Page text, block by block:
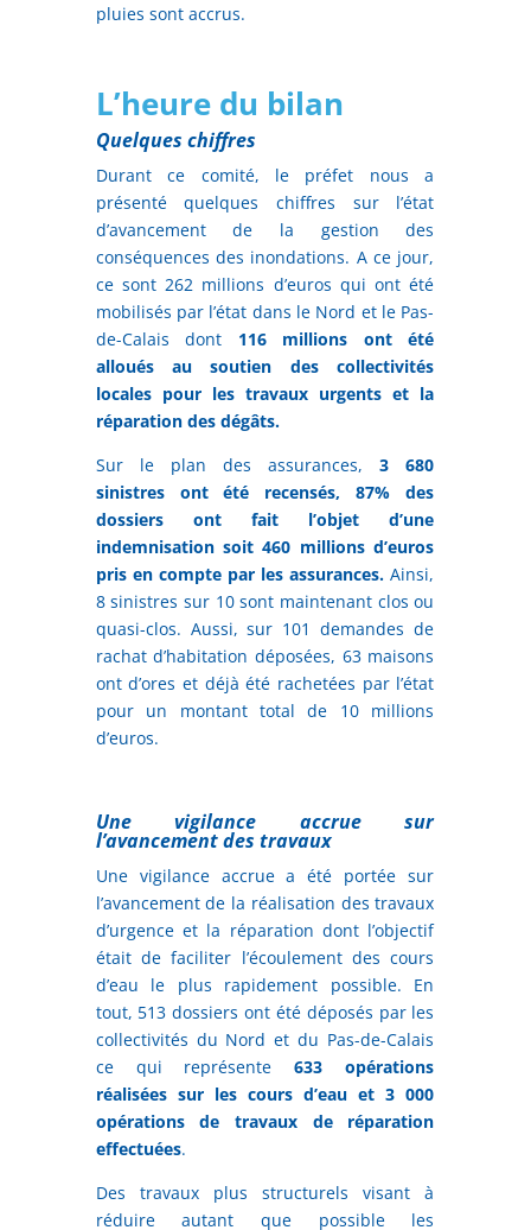
pluies sont accrus.
L’heure du bilan
Quelques chiffres
Durant ce comité, le préfet nous a
présenté quelques chiffres sur l’état
d’avancement de la gestion des
conséquences des inondations. A ce jour,
ce sont 262 millions d’euros qui ont été
mobilisés par l’état dans le Nord et le Pas-
de-Calais dont 116 millions ont été
alloués au soutien des collectivités
locales pour les travaux urgents et la
réparation des dégâts.
Sur le plan des assurances,3 680
sinistres ont été recensés, 87% des
dossiers ont fait l’objet d’une
indemnisation soit 460 millions d’euros
pris en compte par les assurances. Ainsi,
8 sinistres sur 10 sont maintenant clos ou
quasi-clos. Aussi, sur 101 demandes de
rachat d’habitation déposées, 63 maisons
ont d’ores et déjà été rachetées par l’état
pour un montant total de 10 millions
d’euros.
Une vigilance accrue sur
l’avancement des travaux
Une vigilance accrue a été portée sur
l’avancement de la réalisation des travaux
d’urgence et la réparation dont l’objectif
était de faciliter l’écoulement des cours
d’eau le plus rapidement possible. En
tout, 513 dossiers ont été déposés par les
collectivités du Nord et du Pas-de-Calais
ce qui représente633 opérations
réalisées sur les cours d’eau et 3 000
opérations de travaux de réparation
effectuées.
Des travaux plus structurels visant à
réduire autant que possible les